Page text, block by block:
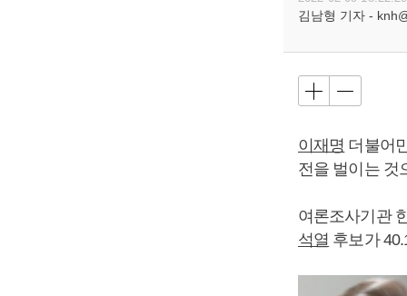
김남형 기자 -
이재명 더불어
전을 벌이는 것
여론조사기관
석열 후보가